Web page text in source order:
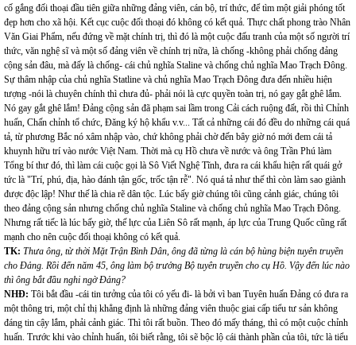
cố gắng đối thoại đầu tiên giữa những đảng viên, cán bộ, trí thức, để tìm một giải phóng tốt
đẹp hơn cho xã hội. Kết cục cuộc đối thoại đó không có kết quả. Thực chất phong trào Nhân
Văn Giai Phẩm, nếu đứng về mặt chính trị, thì đó là một cuộc đấu tranh của một số người trí
thức, văn nghệ sĩ và một số đảng viên về chính trị nữa, là chống -không phải chống đảng
cộng sản đâu, mà đấy là chống- cái chủ nghĩa Staline và chống chủ nghĩa Mao Trạch Đông.
Sự thâm nhập của chủ nghĩa Statline và chủ nghĩa Mao Trạch Đông đưa đến nhiều hiện
tượng -nói là chuyên chính thì chưa đủ- phải nói là cực quyền toàn trị, nó gay gắt ghê lắm.
Nó gay gắt ghê lắm! Đảng cộng sản đã phạm sai lầm trong Cải cách ruộng đất, rồi thì Chỉnh
huấn, Chấn chỉnh tổ chức, Đăng ký hộ khẩu v.v... Tất cả những cái đó đều do những cái quá
tả, từ phương Bắc nó xâm nhập vào, chứ không phải chờ đến bây giờ nó mới đem cái tả
khuynh hữu trí vào nước Việt Nam. Thời mà cụ Hồ chưa về nước và ông Trần Phú làm
Tổng bí thư đó, thì làm cái cuộc gọi là Sô Viết Nghệ Tĩnh, đưa ra cái khẩu hiện rất quái gở
tức là "Trí, phú, địa, hào đánh tận gốc, trốc tận rễ". Nó quá tả như thế thì còn làm sao giành
được độc lập! Như thế là chia rẽ dân tộc. Lúc bấy giờ chúng tôi cũng cảnh giác, chúng tôi
theo đảng cộng sản nhưng chống chủ nghĩa Staline và chống chủ nghĩa Mao Trạch Đông.
Nhưng rất tiếc là lúc bấy giờ, thế lực của Liên Sô rất mạnh, áp lực của Trung Quốc cũng rất
mạnh cho nên cuộc đối thoại không có kết quả.
TK: Thưa ông, từ thời Mặt Trận Bình Dân, ông đã từng là cán bộ hùng biện tuyên truyền
cho Đảng. Rồi đến năm 45, ông làm bộ trưởng Bộ tuyên truyền cho cụ Hồ. Vậy đến lúc nào
thì ông bắt đầu nghi ngờ Đảng?
NHĐ: Tôi bắt đầu -cái tin tưởng của tôi có yếu đi- là bởi vì ban Tuyên huấn Đảng có đưa ra
một thông tri, một chỉ thị khẳng định là những đảng viên thuộc giai cấp tiểu tư sản không
đáng tin cậy lắm, phải cảnh giác. Thì tôi rất buồn. Theo đó mấy tháng, thì có một cuộc chỉnh
huấn. Trước khi vào chỉnh huấn, tôi biết rằng, tôi sẽ bộc lộ cái thành phần của tôi, tức là tiểu